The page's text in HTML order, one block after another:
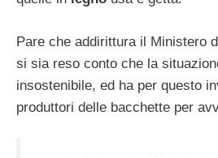
Pare che addirittura il Ministero
si sia reso conto che la
insostenibile, ed ha per questo
produttori delle bacchette per